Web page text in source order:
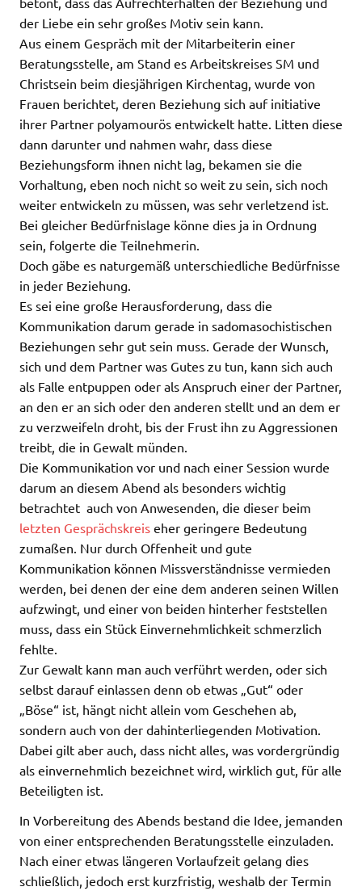
der Liebe ein sehr großes Motiv sein kann.
Aus einem Gespräch mit der Mitarbeiterin einer
Beratungsstelle, am Stand es Arbeitskreises SM und
Christsein beim diesjährigen Kirchentag, wurde von
Frauen berichtet, deren Beziehung sich auf initiative
ihrer Partner polyamourös entwickelt hatte. Litten diese
dann darunter und nahmen wahr, dass diese
Beziehungsform ihnen nicht lag, bekamen sie die
Vorhaltung, eben noch nicht so weit zu sein, sich noch
weiter entwickeln zu müssen, was sehr verletzend ist.
Bei gleicher Bedürfnislage könne dies ja in Ordnung
sein, folgerte die Teilnehmerin.
Doch gäbe es naturgemäß unterschiedliche Bedürfnisse
in jeder Beziehung.
Es sei eine große Herausforderung, dass die
Kommunikation darum gerade in sadomasochistischen
Beziehungen sehr gut sein muss. Gerade der Wunsch,
sich und dem Partner was Gutes zu tun, kann sich auch
als Falle entpuppen oder als Anspruch einer der Partner,
an den er an sich oder den anderen stellt und an dem er
zu verzweifeln droht, bis der Frust ihn zu Aggressionen
treibt, die in Gewalt münden.
Die Kommunikation vor und nach einer Session wurde
darum an diesem Abend als besonders wichtig
betrachtet  auch von Anwesenden, die dieser beim
letzten Gesprächskreis eher geringere Bedeutung
zumaßen. Nur durch Offenheit und gute
Kommunikation können Missverständnisse vermieden
werden, bei denen der eine dem anderen seinen Willen
aufzwingt, und einer von beiden hinterher feststellen
muss, dass ein Stück Einvernehmlichkeit schmerzlich
fehlte.
Zur Gewalt kann man auch verführt werden, oder sich
selbst darauf einlassen denn ob etwas „Gut“ oder
„Böse“ ist, hängt nicht allein vom Geschehen ab,
sondern auch von der dahinterliegenden Motivation.
Dabei gilt aber auch, dass nicht alles, was vordergründig
als einvernehmlich bezeichnet wird, wirklich gut, für alle
Beteiligten ist.
In Vorbereitung des Abends bestand die Idee, jemanden
von einer entsprechenden Beratungsstelle einzuladen.
Nach einer etwas längeren Vorlaufzeit gelang dies
schließlich, jedoch erst kurzfristig, weshalb der Termin